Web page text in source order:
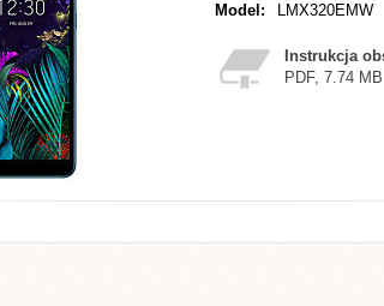
Model:
LMX320EMW
Instrukcja
PDF, 7.74 MB